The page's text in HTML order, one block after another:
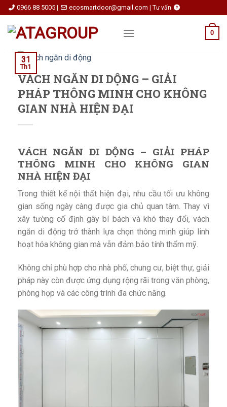
Skip
to
content
0966 88 5005 | ecosmartdoor@gmail.com | Tư vấn
0
VÁCH NGĂN DI DỘNG – GIẢI
PHÁP THÔNG MINH CHO KHÔNG
GIAN NHÀ HIỆN ĐẠI
31
Th1
VÁCH NGĂN DI DỘNG – GIẢI PHÁP
THÔNG MINH CHO KHÔNG GIAN
NHÀ HIỆN ĐẠI
Trong thiết kế nội thất hiện đại, nhu cầu tối ưu không
gian sống ngày càng được gia chủ quan tâm. Thay vì
xây tường cố định gây bí bách và khó thay đổi, vách
ngăn di động trở thành lựa chọn thông minh giúp linh
hoạt hóa không gian mà vẫn đảm bảo tính thẩm mỹ.
Không chỉ phù hợp cho nhà phố, chung cư, biệt thự, giải
pháp này còn được ứng dụng rộng rãi trong văn phòng,
phòng họp và các công trình đa chức năng.